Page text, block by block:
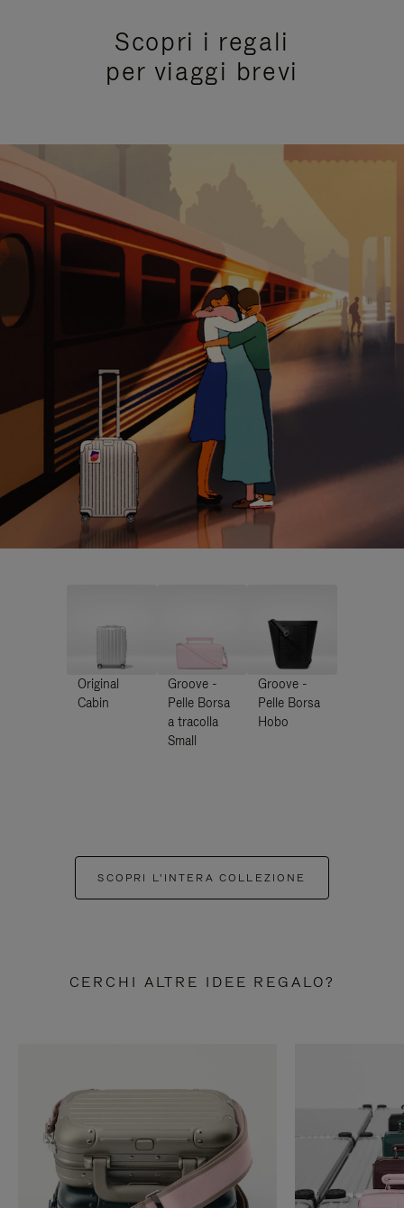
Scopri i regali
per viaggi brevi
Original
Cabin
Groove -
Pelle Borsa
a tracolla
Small
Groove -
Pelle Borsa
Hobo
SCOPRI L'INTERA COLLEZIONE
CERCHI ALTRE IDEE REGALO?